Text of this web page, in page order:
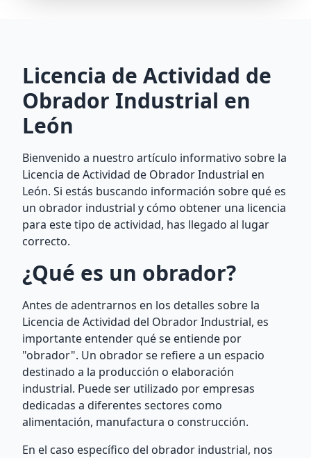
Licencia de Actividad de
Obrador Industrial en
León
Bienvenido a nuestro artículo informativo sobre la
Licencia de Actividad de Obrador Industrial en
León. Si estás buscando información sobre qué es
un obrador industrial y cómo obtener una licencia
para este tipo de actividad, has llegado al lugar
correcto.
¿Qué es un obrador?
Antes de adentrarnos en los detalles sobre la
Licencia de Actividad del Obrador Industrial, es
importante entender qué se entiende por
"obrador". Un obrador se refiere a un espacio
destinado a la producción o elaboración
industrial. Puede ser utilizado por empresas
dedicadas a diferentes sectores como
alimentación, manufactura o construcción.
En el caso específico del obrador industrial, nos